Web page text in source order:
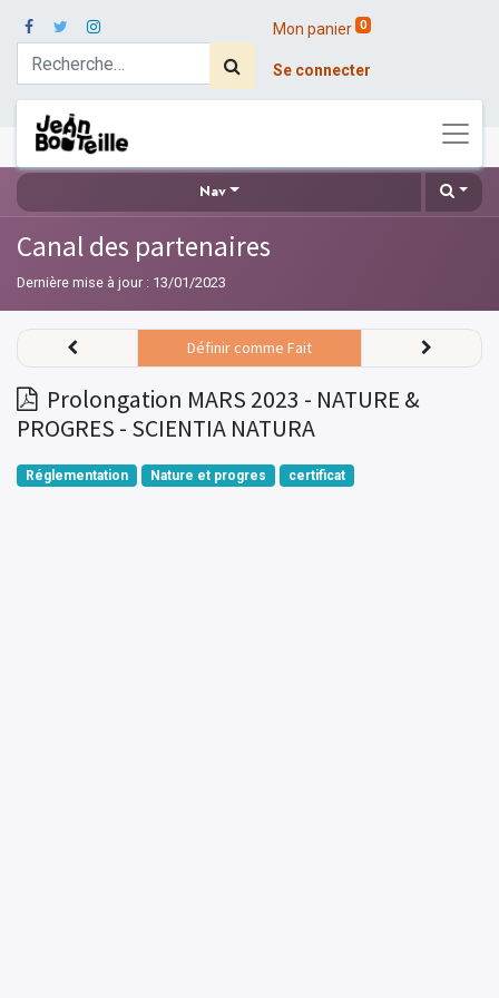
Mon panier 0
Se connecter
Nav
Canal des partenaires
Dernière mise à jour : 13/01/2023
Prolongation MARS 2023 - NATURE &
PROGRES - SCIENTIA NATURA
Définir comme Fait
Réglementation Nature et progres certificat